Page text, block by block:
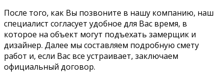
После того, как Вы позвоните в нашу компанию, наш
специалист согласует удобное для Вас время, в
которое на объект могут подъехать замерщик и
дизайнер. Далее мы составляем подробную смету
работ и, если Вас все устраивает, заключаем
официальный договор.